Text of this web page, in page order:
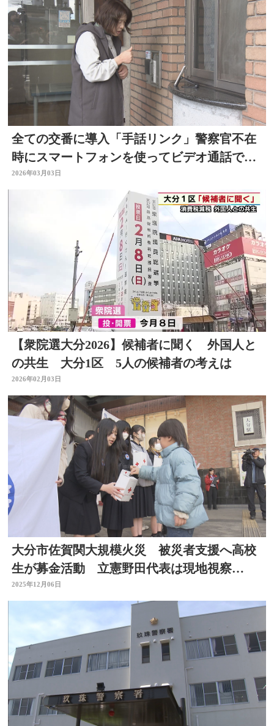
全ての交番に導入「手話リンク」警察官不在
時にスマートフォンを使ってビデオ通話で手
話通訳 大分
2026年03月03日
【衆院選大分2026】候補者に聞く 外国人と
の共生 大分1区 5人の候補者の考えは
2026年02月03日
大分市佐賀関大規模火災 被災者支援へ高校
生が募金活動 立憲野田代表は現地視察
「我々も後押し」 大分
2025年12月06日